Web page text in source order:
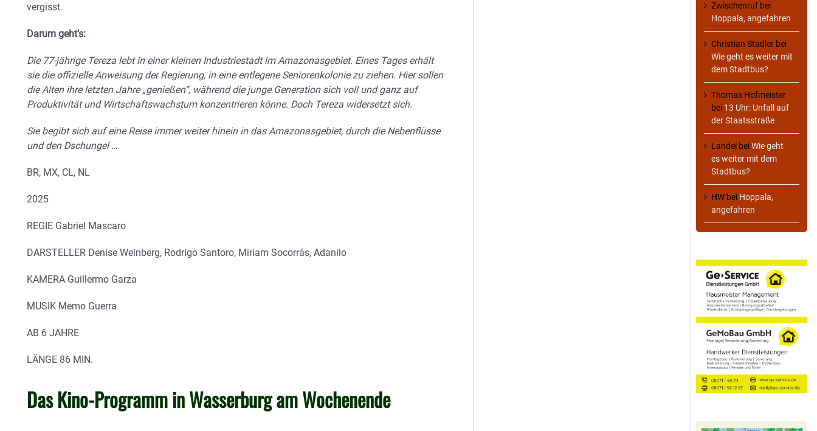
vergisst.
Darum geht’s:
Die 77-jährige Tereza lebt in einer kleinen Industriestadt im Amazonasgebiet. Eines Tages erhält
sie die offizielle Anweisung der Regierung, in eine entlegene Seniorenkolonie zu ziehen. Hier sollen
die Alten ihre letzten Jahre „genießen“, während die junge Generation sich voll und ganz auf
Produktivität und Wirtschaftswachstum konzentrieren könne. Doch Tereza widersetzt sich.
Sie begibt sich auf eine Reise immer weiter hinein in das Amazonasgebiet, durch die Nebenflüsse
und den Dschungel …
BR, MX, CL, NL
2025
REGIE Gabriel Mascaro
DARSTELLER Denise Weinberg, Rodrigo Santoro, Miriam Socorrás, Adanilo
KAMERA Guillermo Garza
MUSIK Memo Guerra
AB 6 JAHRE
LÄNGE 86 MIN.
Das Kino-Programm in Wasserburg am Wochenende
Zwischenruf bei
Hoppala, angefahren
Christian Stadler bei
Wie geht es weiter mit
dem Stadtbus?
Thomas Hofmeister
bei 13 Uhr: Unfall auf
der Staatsstraße
Landei beiWie geht
es weiter mit dem
Stadtbus?
HW bei Hoppala,
angefahren